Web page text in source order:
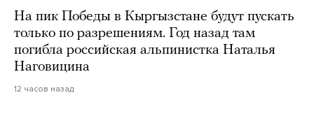
На пик Победы в Кыргызстане будут пускать
только по разрешениям. Год назад там
погибла российская альпинистка Наталья
Наговицина
12 часов назад